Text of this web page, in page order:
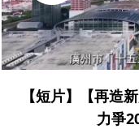
【短片】【再造
力爭